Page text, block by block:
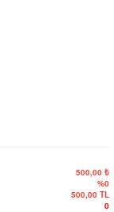
500,00 ₺
%0
500,00 TL
0